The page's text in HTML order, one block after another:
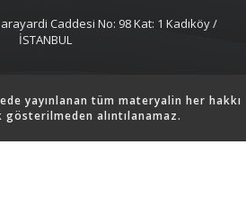
Caddesi No: 98 Kat: 1 Kadıköy /
İSTANBUL
yayınlanan tüm materyalin her hakkı
gösterilmeden alıntılanamaz.